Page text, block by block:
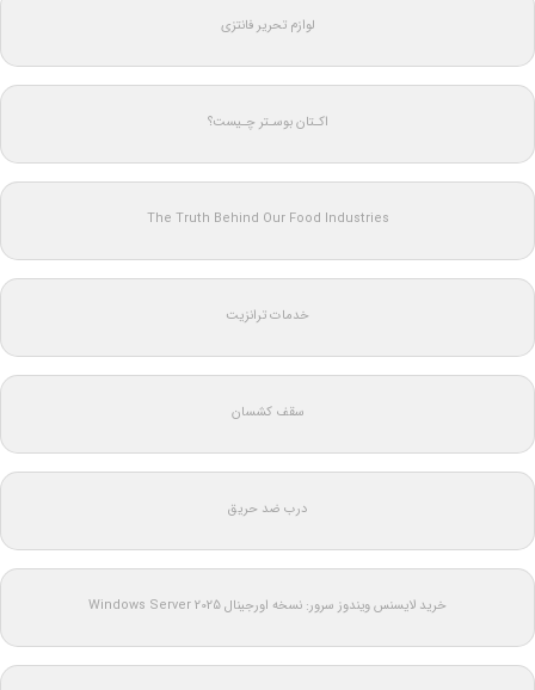
لوازم تحریر فانتزی
اکـتان بوسـتر چـیست؟
The Truth Behind Our Food Industries
خدمات ترانزیت
سقف کشسان
درب ضد حریق
خرید لایسنس ویندوز سرور: نسخه اورجینال Windows Server 2025